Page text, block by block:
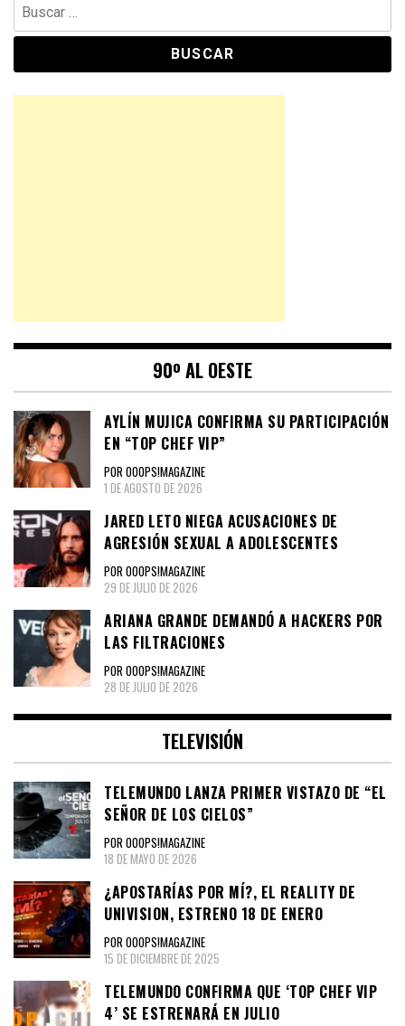
90º AL OESTE
AYLÍN MUJICA CONFIRMA SU PARTICIPACIÓN
EN “TOP CHEF VIP”
POR OOOPS!MAGAZINE
1 DE AGOSTO DE 2026
JARED LETO NIEGA ACUSACIONES DE
AGRESIÓN SEXUAL A ADOLESCENTES
POR OOOPS!MAGAZINE
29 DE JULIO DE 2026
ARIANA GRANDE DEMANDÓ A HACKERS POR
LAS FILTRACIONES
POR OOOPS!MAGAZINE
28 DE JULIO DE 2026
TELEVISIÓN
TELEMUNDO LANZA PRIMER VISTAZO DE “EL
SEÑOR DE LOS CIELOS”
POR OOOPS!MAGAZINE
18 DE MAYO DE 2026
¿APOSTARÍAS POR MÍ?, EL REALITY DE
UNIVISION, ESTRENO 18 DE ENERO
POR OOOPS!MAGAZINE
15 DE DICIEMBRE DE 2025
TELEMUNDO CONFIRMA QUE ‘TOP CHEF VIP
4’ SE ESTRENARÁ EN JULIO